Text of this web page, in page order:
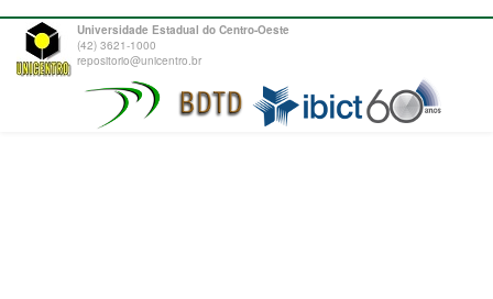
Universidade Estadual do Centro-Oeste
(42) 3621-1000
repositorio@unicentro.br